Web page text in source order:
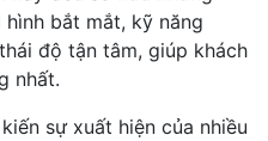
bắt mắt, kỹ năng
độ tận tâm, giúp khách
nhất.
sự xuất hiện của nhiều